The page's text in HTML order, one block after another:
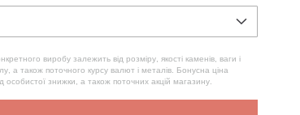
виробу залежить від розміру, якості каменів, ваги і
а також поточного курсу валют і металів. Бонусна ціна
особистої знижки, а також поточних акцій магазину.